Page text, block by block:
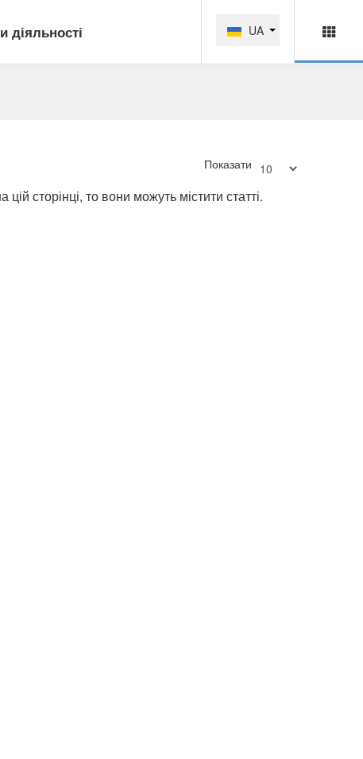
діяльності UA
Показати
сторінці, то вони можуть містити статті.